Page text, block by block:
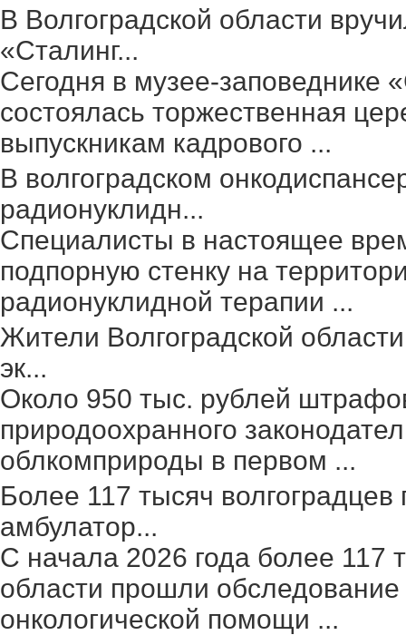
В Волгоградской области
«Сталинг...
Сегодня в музее-заповеднике
состоялась торжественная
выпускникам кадрового ...
В волгоградском
радионуклидн...
Специалисты в настоящее
подпорную стенку на
радионуклидной терапии ...
Жители Волгоградской
эк...
Около 950 тыс. рублей
природоохранного
облкомприроды в первом ...
Более 117 тысяч
амбулатор...
С начала 2026 года более 117
области прошли
онкологической помощи ...